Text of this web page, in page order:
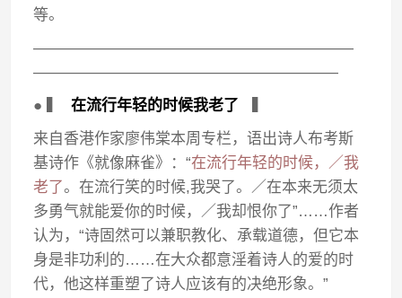
等。
—————————————————————
————————————————————
● ▍
在流行年轻的时候我老了
来自香港作家廖伟棠本周专栏，语出诗人布考斯
基诗作《就像麻雀》：“在流行年轻的时候，／我
老了。在流行笑的时候,我哭了。／在本来无须太
多勇气就能爱你的时候，／我却恨你了”……作者
认为，“诗固然可以兼职教化、承载道德，但它本
身是非功利的……在大众都意淫着诗人的爱的时
代，他这样重塑了诗人应该有的决绝形象。”